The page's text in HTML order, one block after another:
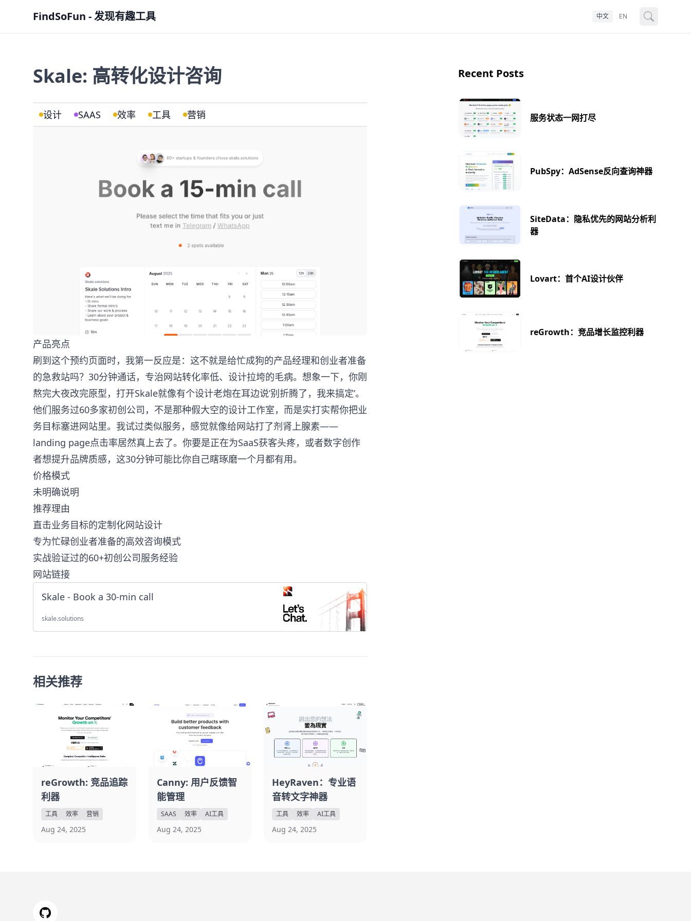
FindSoFun - 发现有趣工具 中文 EN
Skale: 高转化设计咨询
设计 SAAS 效率 工具 营销
产品亮点
刷到这个预约页面时，我第一反应是：这不就是给忙成狗的产品经理和创业者准备
的急救站吗？30分钟通话，专治网站转化率低、设计拉垮的毛病。想象一下，你刚
熬完大夜改完原型，打开Skale就像有个设计老炮在耳边说’别折腾了，我来搞定’。
他们服务过60多家初创公司，不是那种假大空的设计工作室，而是实打实帮你把业
务目标塞进网站里。我试过类似服务，感觉就像给网站打了剂肾上腺素——
landing page点击率居然真上去了。你要是正在为SaaS获客头疼，或者数字创作
者想提升品牌质感，这30分钟可能比你自己瞎琢磨一个月都有用。
价格模式
未明确说明
推荐理由
直击业务目标的定制化网站设计
专为忙碌创业者准备的高效咨询模式
实战验证过的60+初创公司服务经验
网站链接
Skale - Book a 30-min call
skale.solutions
相关推荐
reGrowth: 竞品追踪
利器
工具 效率 营销
Aug 24, 2025
Canny: 用户反馈智
能管理
SAAS 效率 AI工具
Aug 24, 2025
HeyRaven：专业语
音转文字神器
工具 效率 AI工具
Aug 24, 2025
Recent Posts
服务状态一网打尽
PubSpy：AdSense反向查询神器
SiteData：隐私优先的网站分析利
器
Lovart：首个AI设计伙伴
reGrowth：竞品增长监控利器